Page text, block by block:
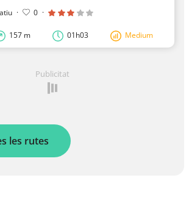
· 0 ·
157 m 01h03 Medium
Publicitat
les rutes